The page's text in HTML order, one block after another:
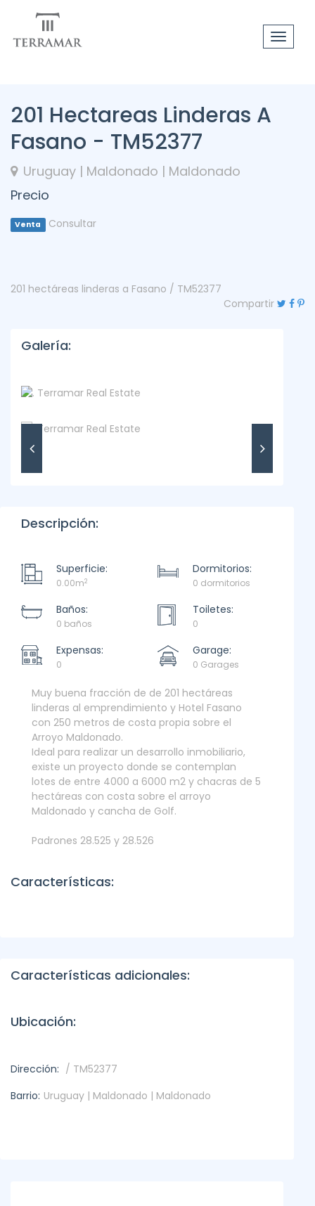
Toggle
201 Hectareas Linderas A
Fasano - TM52377
Uruguay | Maldonado | Maldonado
Precio
Venta Consultar
201 hectáreas linderas a Fasano / TM52377
Compartir
Galería:
Descripción:
Superficie:
0.00m2
Dormitorios:
0 dormitorios
Baños:
0 baños
Toiletes:
0
Expensas:
0
Garage:
0 Garages
Muy buena fracción de de 201 hectáreas
linderas al emprendimiento y Hotel Fasano
con 250 metros de costa propia sobre el
Arroyo Maldonado.
Ideal para realizar un desarrollo inmobiliario,
existe un proyecto donde se contemplan
lotes de entre 4000 a 6000 m2 y chacras de 5
hectáreas con costa sobre el arroyo
Maldonado y cancha de Golf.
Padrones 28.525 y 28.526
Características:
Características adicionales:
Ubicación:
Dirección: / TM52377
Barrio: Uruguay | Maldonado | Maldonado